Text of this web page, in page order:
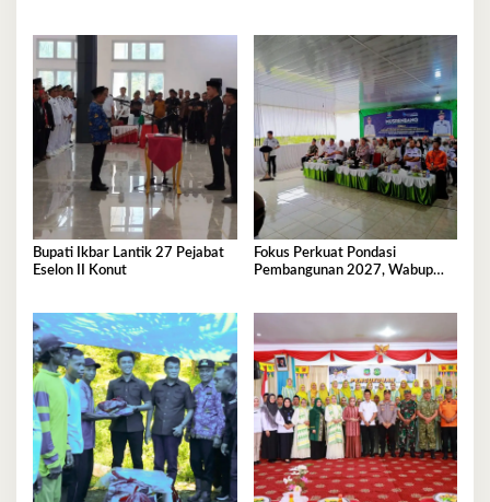
Bupati Ikbar Lantik 27 Pejabat
Eselon II Konut
Fokus Perkuat Pondasi
Pembangunan 2027, Wabup